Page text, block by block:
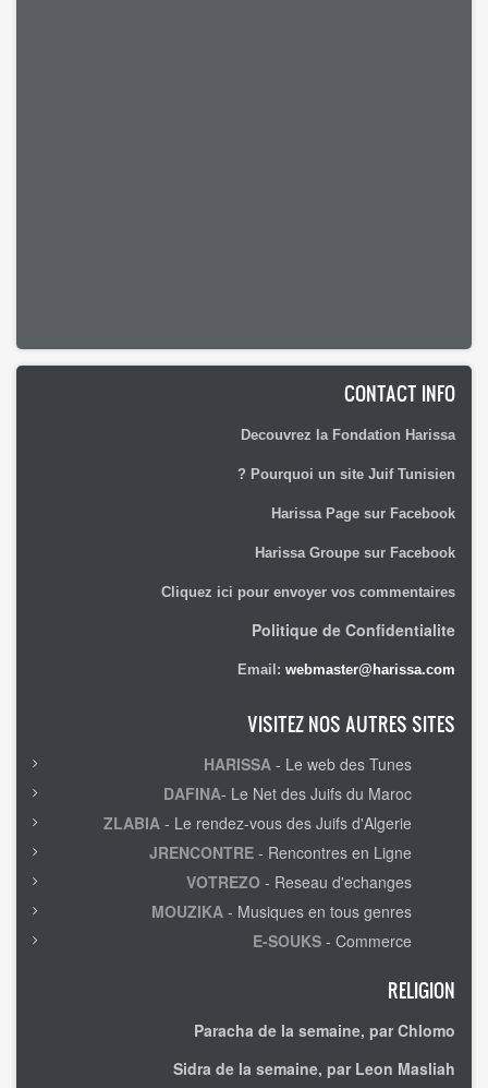
CONTACT INFO
Decouvrez la Fondation Harissa
Pourquoi un site Juif Tunisien ?
Harissa Page sur Facebook
Harissa Groupe sur Facebook
Cliquez ici pour envoyer vos commentaires
Politique de Confidentialite
Email: webmaster@harissa.com
VISITEZ NOS AUTRES SITES
HARISSA - Le web des Tunes
DAFINA- Le Net des Juifs du Maroc
ZLABIA - Le rendez-vous des Juifs d'Algerie
JRENCONTRE - Rencontres en Ligne
VOTREZO - Reseau d'echanges
MOUZIKA - Musiques en tous genres
E-SOUKS - Commerce
RELIGION
Paracha de la semaine, par Chlomo
Sidra de la semaine, par Leon Masliah